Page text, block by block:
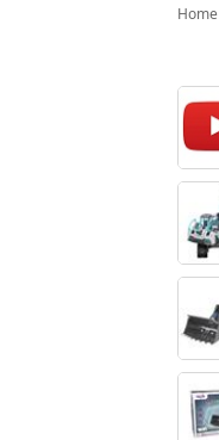
Home